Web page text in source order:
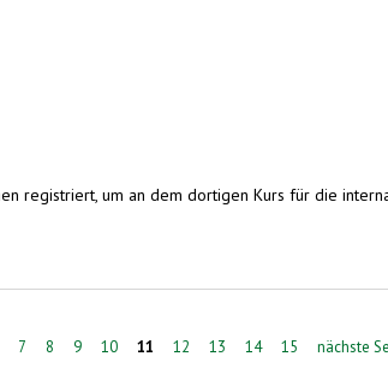
registriert, um an dem dortigen Kurs für die
7 8 9 10 11 12 13 14 15 nächste